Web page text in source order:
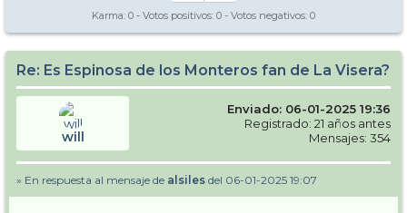
Karma: 0 - Votos positivos: 0 - Votos negativos: 0
Re: Es Espinosa de los Monteros fan de La Visera?
will
Enviado: 06-01-2025 19:36
Registrado: 21 años antes
Mensajes: 354
» En respuesta al mensaje de alsiles del 06-01-2025 19:07